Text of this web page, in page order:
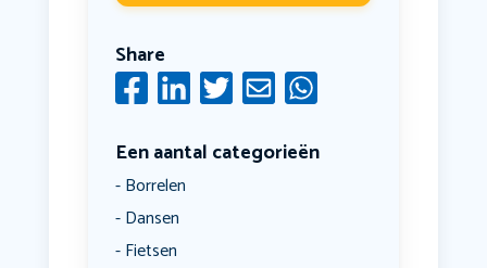
Share
Een aantal categorieën
Borrelen
Dansen
Fietsen